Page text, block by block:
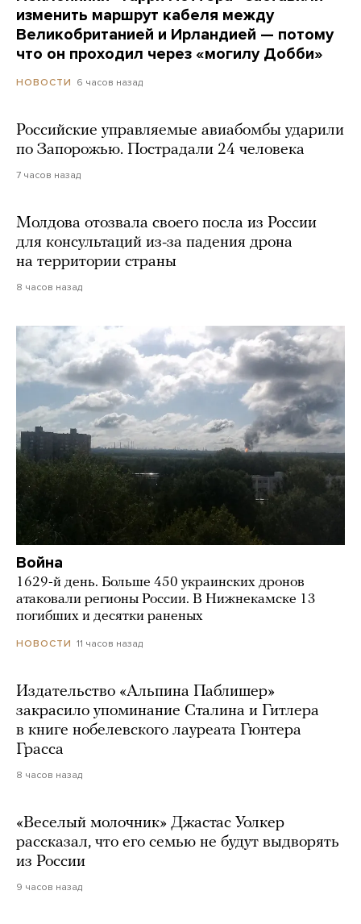
изменить маршрут кабеля между
Великобританией и Ирландией — потому
что он проходил через «могилу Добби»
НОВОСТИ 6 часов назад
Российские управляемые авиабомбы ударили
по Запорожью. Пострадали 24 человека
7 часов назад
Молдова отозвала своего посла из России
для консультаций из-за падения дрона
на территории страны
8 часов назад
Война
1629-й день. Больше 450 украинских дронов
атаковали регионы России. В Нижнекамске 13
погибших и десятки раненых
НОВОСТИ 11 часов назад
Издательство «Альпина Паблишер»
закрасило упоминание Сталина и Гитлера
в книге нобелевского лауреата Гюнтера
Грасса
8 часов назад
«Веселый молочник» Джастас Уолкер
рассказал, что его семью не будут выдворять
из России
9 часов назад